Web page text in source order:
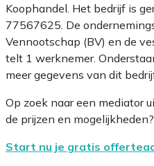
Koophandel. Het bedrijf is
77567625. De
Vennootschap (BV) en de
telt 1 werknemer.
meer gegevens van dit
Op zoek naar een mediator
de prijzen en mogelijkheden?
Start nu je gratis